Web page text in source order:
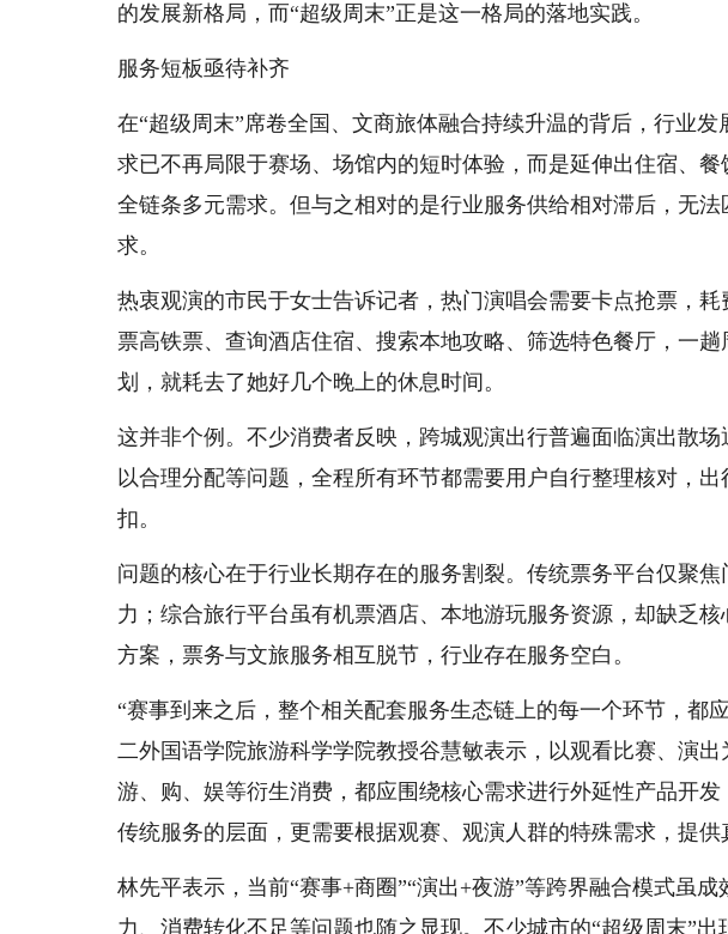
的发展新格局，而“超级周末”正是这一格局的落地实践。
服务短板亟待补齐
在“超级周末”席卷全国、文商旅体融合持续升温的背后，行业
求已不再局限于赛场、场馆内的短时体验，而是延伸出住宿、
全链条多元需求。但与之相对的是行业服务供给相对滞后，无
求。
热衷观演的市民于女士告诉记者，热门演唱会需要卡点抢票，
票高铁票、查询酒店住宿、搜索本地攻略、筛选特色餐厅，一
划，就耗去了她好几个晚上的休息时间。
这并非个例。不少消费者反映，跨城观演出行普遍面临演出散
以合理分配等问题，全程所有环节都需要用户自行整理核对，
扣。
问题的核心在于行业长期存在的服务割裂。传统票务平台仅聚
力；综合旅行平台虽有机票酒店、本地游玩服务资源，却缺乏
方案，票务与文旅服务相互脱节，行业存在服务空白。
“赛事到来之后，整个相关配套服务生态链上的每一个环节，都
二外国语学院旅游科学学院教授谷慧敏表示，以观看比赛、演出
游、购、娱等衍生消费，都应围绕核心需求进行外延性产品开
传统服务的层面，更需要根据观赛、观演人群的特殊需求，提供
林先平表示，当前“赛事+商圈”“演出+夜游”等跨界融合模式虽
力、消费转化不足等问题也随之显现。不少城市的“超级周末”